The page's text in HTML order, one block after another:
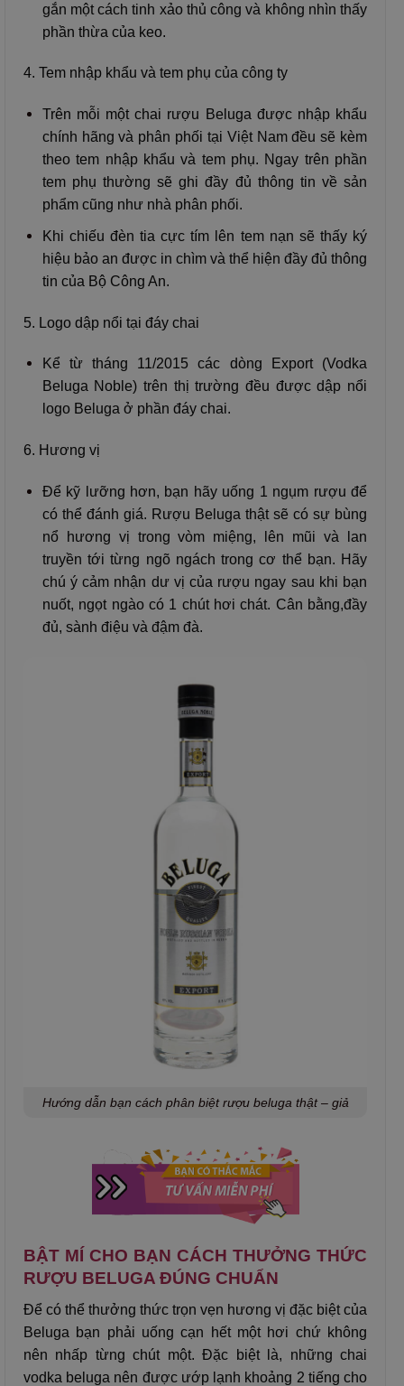
gắn một cách tinh xảo thủ công và không nhìn thấy
phần thừa của keo.
4. Tem nhập khẩu và tem phụ của công ty
Trên mỗi một chai rượu Beluga được nhập khẩu
chính hãng và phân phối tại Việt Nam đều sẽ kèm
theo tem nhập khẩu và tem phụ. Ngay trên phần
tem phụ thường sẽ ghi đầy đủ thông tin về sản
phẩm cũng như nhà phân phối.
Khi chiếu đèn tia cực tím lên tem nạn sẽ thấy ký
hiệu bảo an được in chìm và thể hiện đầy đủ thông
tin của Bộ Công An.
5. Logo dập nổi tại đáy chai
Kể từ tháng 11/2015 các dòng Export (Vodka
Beluga Noble) trên thị trường đều được dập nổi
logo Beluga ở phần đáy chai.
6. Hương vị
Để kỹ lưỡng hơn, bạn hãy uống 1 ngụm rượu để
có thể đánh giá. Rượu Beluga thật sẽ có sự bùng
nổ hương vị trong vòm miệng, lên mũi và lan
truyền tới từng ngõ ngách trong cơ thể bạn. Hãy
chú ý cảm nhận dư vị của rượu ngay sau khi bạn
nuốt, ngọt ngào có 1 chút hơi chát. Cân bằng,đầy
đủ, sành điệu và đậm đà.
Hướng dẫn bạn cách phân biệt rượu beluga thật – giả
BẬT MÍ CHO BẠN CÁCH THƯỞNG THỨC
RƯỢU BELUGA ĐÚNG CHUẨN
Để có thể thưởng thức trọn vẹn hương vị đặc biệt của
Beluga bạn phải uống cạn hết một hơi chứ không
nên nhấp từng chút một. Đặc biệt là, những chai
vodka beluga nên được ướp lạnh khoảng 2 tiếng cho